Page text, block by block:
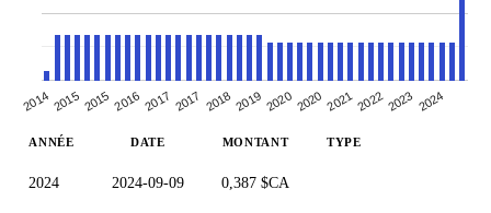
2014 2015 2015 2016 2017 2017 20182019 2020 2020 202120222023 2024
ANNÉE DATE MONTANT TYPE
2024 2024-09-09 0,387 $CA